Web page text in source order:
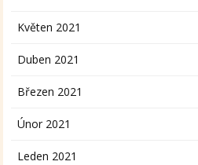
Květen 2021
Duben 2021
Březen 2021
Únor 2021
Leden 2021